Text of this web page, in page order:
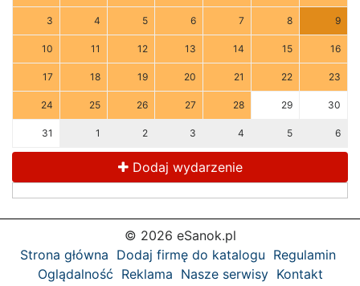
3 4 5 6 7 8 9
10 11 12 13 14 15 16
17 18 19 20 21 22 23
24 25 26 27 28 29 30
31 1 2 3 4 5 6
Dodaj wydarzenie
© 2026 eSanok.pl
Strona główna Dodaj firmę do katalogu Regulamin
Oglądalność Reklama Nasze serwisy Kontakt